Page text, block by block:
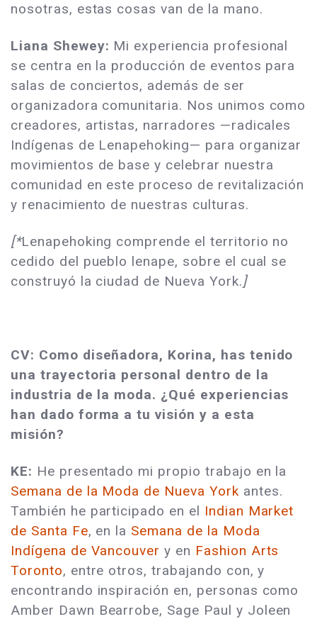
nosotras, estas cosas van de la mano.
Liana Shewey: Mi experiencia profesional
se centra en la producción de eventos para
salas de conciertos, además de ser
organizadora comunitaria. Nos unimos como
creadores, artistas, narradores —radicales
Indígenas de Lenapehoking— para organizar
movimientos de base y celebrar nuestra
comunidad en este proceso de revitalización
y renacimiento de nuestras culturas.
[*Lenapehoking comprende el territorio no
cedido del pueblo lenape, sobre el cual se
construyó la ciudad de Nueva York.]
CV: Como diseñadora, Korina, has tenido
una trayectoria personal dentro de la
industria de la moda. ¿Qué experiencias
han dado forma a tu visión y a esta
misión?
KE: He presentado mi propio trabajo en la
Semana de la Moda de Nueva York antes.
También he participado en el Indian Market
de Santa Fe, en la Semana de la Moda
Indígena de Vancouver y en Fashion Arts
Toronto, entre otros, trabajando con, y
encontrando inspiración en, personas como
Amber Dawn Bearrobe, Sage Paul y Joleen